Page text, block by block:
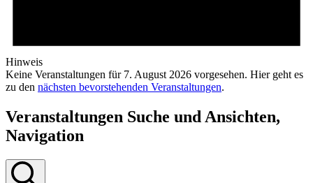
Hinweis
Keine Veranstaltungen für 7. August 2026 vorgesehen. Hier geht es
zu den nächsten bevorstehenden Veranstaltungen.
Veranstaltungen Suche und Ansichten,
Navigation